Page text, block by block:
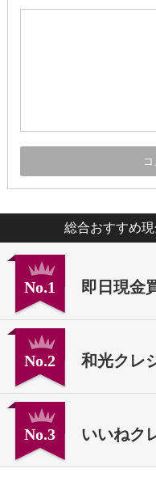
総合おすすめ
No.1 即日現金
No.2 和光クレ
No.3 いいねク